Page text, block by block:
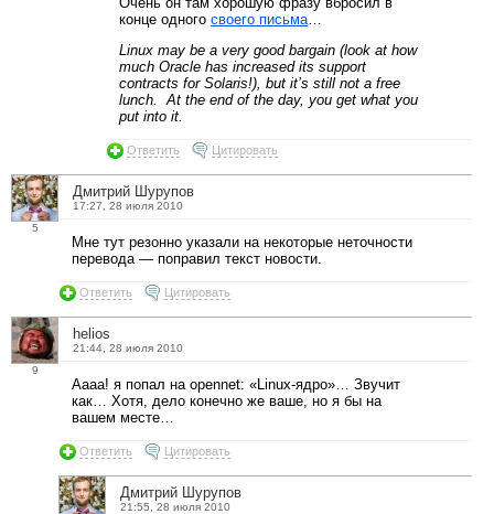
конце одного своего письма…
Linux may be a very good bargain (look at how
much Oracle has increased its support
contracts for Solaris!), but it’s still not a free
lunch. At the end of the day, you get what you
put into it.
Ответить Цитировать
5
Дмитрий Шурупов
17:27, 28 июля 2010
Мне тут резонно указали на некоторые неточности
перевода — поправил текст новости.
Ответить Цитировать
9
helios
21:44, 28 июля 2010
Аааа! я попал на opennet: «Linux-ядро»… Звучит
как… Хотя, дело конечно же ваше, но я бы на
вашем месте…
Ответить Цитировать
Дмитрий Шурупов
21:55, 28 июля 2010